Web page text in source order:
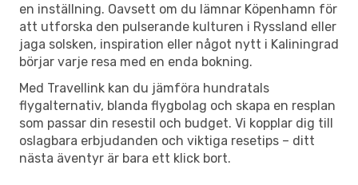
en inställning. Oavsett om du lämnar Köpenhamn för
att utforska den pulserande kulturen i Ryssland eller
jaga solsken, inspiration eller något nytt i Kaliningrad
börjar varje resa med en enda bokning.
Med Travellink kan du jämföra hundratals
flygalternativ, blanda flygbolag och skapa en resplan
som passar din resestil och budget. Vi kopplar dig till
oslagbara erbjudanden och viktiga resetips – ditt
nästa äventyr är bara ett klick bort.